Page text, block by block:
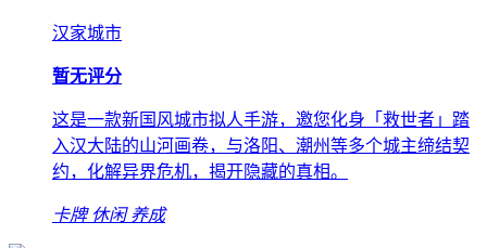
汉家城市
暂无评分
这是一款新国风城市拟人手游，邀您化身「救世者」踏
入汉大陆的山河画卷，与洛阳、潮州等多个城主缔结契
约，化解异界危机，揭开隐藏的真相。
卡牌 休闲 养成